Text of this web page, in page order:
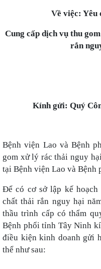
Về việc: Yêu
Cung cấp dịch vụ thu
rắn
Kính gửi: Quý
Bệnh viện Lao và Bệnh
gom xử lý rác thải nguy
tại Bệnh viện Lao và Bệnh
Để có cơ sở lập kế hoạch
chất thải rắn nguy hại
thầu trình cấp có thẩm
Bệnh phổi tỉnh Tây Ninh
điều kiện kinh doanh gửi
thể như sau: